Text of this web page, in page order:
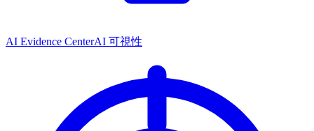
AI Evidence CenterAI 可視性